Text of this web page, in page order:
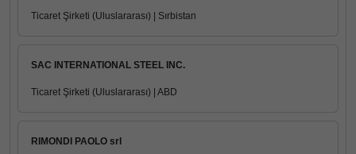
Ticaret Şirketi (Uluslararası) | Sırbistan
SAC INTERNATIONAL STEEL INC.
Ticaret Şirketi (Uluslararası) | ABD
RIMONDI PAOLO srl